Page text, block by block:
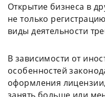
Открытие бизнеса в
не только
виды деятельности
В зависимости от
особенностей
оформления